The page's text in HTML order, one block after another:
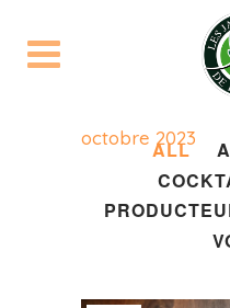
octobre 2023
ALL